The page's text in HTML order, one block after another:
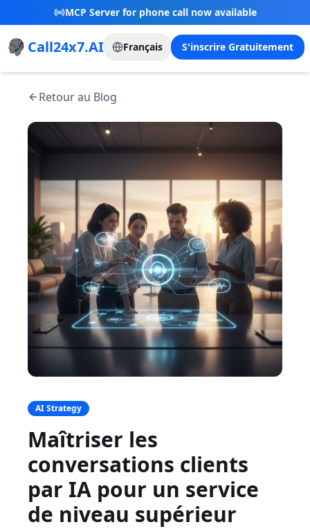
New Referral Program - Join now and grow with
us!
Call24x7.AI Français S'inscrire Gratuitement
Retour au Blog
AI Strategy
Maîtriser les
conversations clients
par IA pour un service
de niveau supérieur